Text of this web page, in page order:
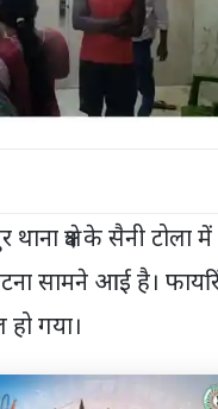
क्षेत्र के सैनी टोला
सामने आई है।
गया।